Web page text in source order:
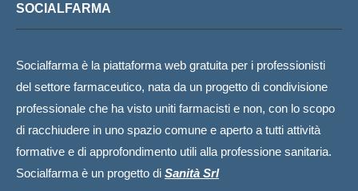
SOCIALFARMA
Socialfarma è la piattaforma web gratuita per i professionisti
del settore farmaceutico, nata da un progetto di condivisione
professionale che ha visto uniti farmacisti e non, con lo scopo
di racchiudere in uno spazio comune e aperto a tutti attività
formative e di approfondimento utili alla professione sanitaria.
Socialfarma è un progetto di Sanità Srl